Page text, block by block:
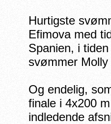
Hurtigste
Efimova med
Spanien, i
svømmer
Og endelig,
finale i 4x200
indledende